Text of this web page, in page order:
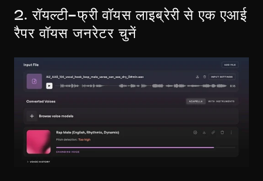
2. रॉयल्टी-फ्री वॉयस लाइब्रेरी से एक एआई
रैपर वॉयस जनरेटर चुनें